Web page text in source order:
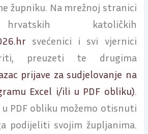
župniku. Na mrežnoj stranici
katoličkih
svećenici i svi vjernici
preuzeti te drugima
prijave za sudjelovanje na
Excel i/ili u PDF obliku).
u PDF obliku možemo otisnuti
podijeliti svojim župljanima.